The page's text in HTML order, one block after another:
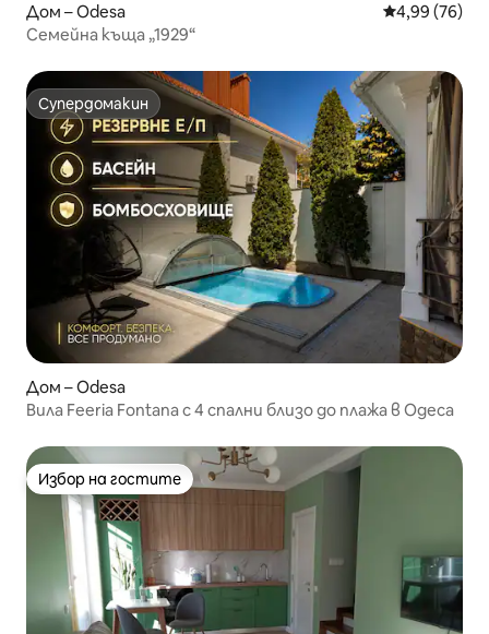
Дом – Odesa Средна
4,99 (76)
Семейна къща „1929“
Супердомакин
Супердомакин
Дом – Odesa
Вила Feeria Fontana с 4 спални близо до плажа в Одеса
Избор на гостите
Избор на гостите